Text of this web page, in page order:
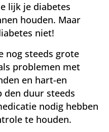
lijk je diabetes
houden. Maar
niet!
nog steeds grote
problemen met
en hart-en
den duur steeds
nodig hebben
te houden.